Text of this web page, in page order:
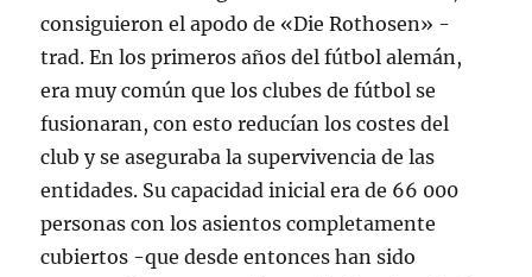
consiguieron el apodo de «Die Rothosen» -
trad. En los primeros años del fútbol alemán,
era muy común que los clubes de fútbol se
fusionaran, con esto reducían los costes del
club y se aseguraba la supervivencia de las
entidades. Su capacidad inicial era de 66 000
personas con los asientos completamente
cubiertos -que desde entonces han sido